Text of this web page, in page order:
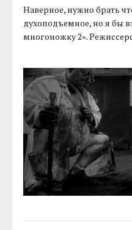
Наверное, нужно брать
духоподъемное, но я бы
многоножку 2».